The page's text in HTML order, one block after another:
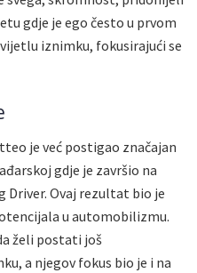
gdje je ego često u prvom
iznimku, fokusirajući se
je već postigao značajan
gdje je završio na
Driver. Ovaj rezultat bio je
u automobilizmu.
želi postati još
a njegov fokus bio je i na